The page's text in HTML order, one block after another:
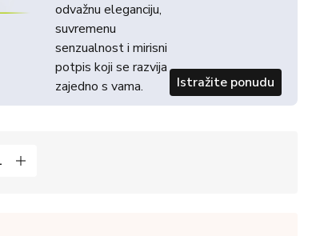
odvažnu eleganciju,
suvremenu
senzualnost i mirisni
potpis koji se razvija
zajedno s vama.
Istražite ponudu